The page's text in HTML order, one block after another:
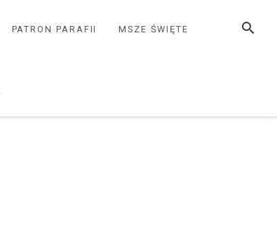
SZUKAJ
PATRON PARAFII MSZE ŚWIĘTE